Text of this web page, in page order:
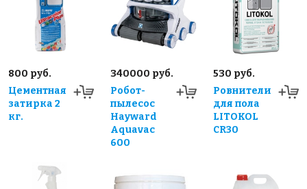
800 руб.
Цементная
затирка 2
кг.
340000 руб.
Робот-
пылесос
Hayward
Aquavac
600
530 руб.
Ровнители
для пола
LITOKOL
CR30